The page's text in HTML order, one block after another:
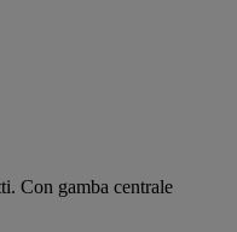
Con gamba centrale